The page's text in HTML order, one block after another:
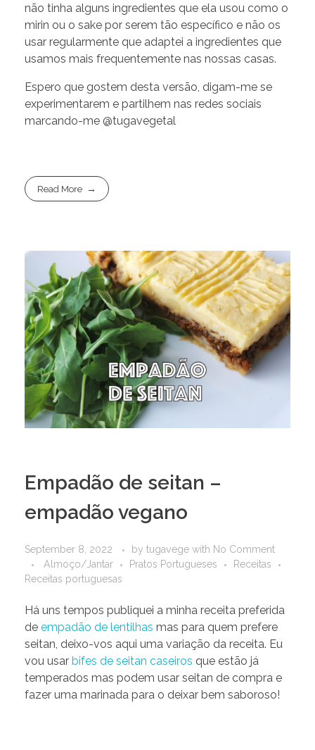
não tinha alguns ingredientes que ela usou como o
mirin ou o sake por serem tão específico e não os
usar regularmente que adaptei a ingredientes que
usamos mais frequentemente nas nossas casas.
Espero que gostem desta versão, digam-me se
experimentarem e partilhem nas redes sociais
marcando-me @tugavegetal
Read More
Empadão de seitan –
empadão vegano
September 8, 2022 by tugavege with No Comment
Almoço/Jantar
Pratos Portugueses
Receitas
Receitas portuguesas
Há uns tempos publiquei a minha receita preferida
de empadão de lentilhas mas para quem prefere
seitan, deixo-vos aqui uma variação da receita. Eu
vou usar bifes de seitan caseiros que estão já
temperados mas podem usar seitan de compra e
fazer uma marinada para o deixar bem saboroso!